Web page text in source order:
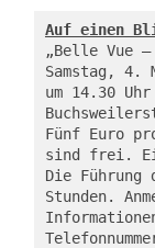
Auf einen
„Belle Vue
Samstag,
um 14.30
Fünf Euro
sind frei.
Die
Stunden.